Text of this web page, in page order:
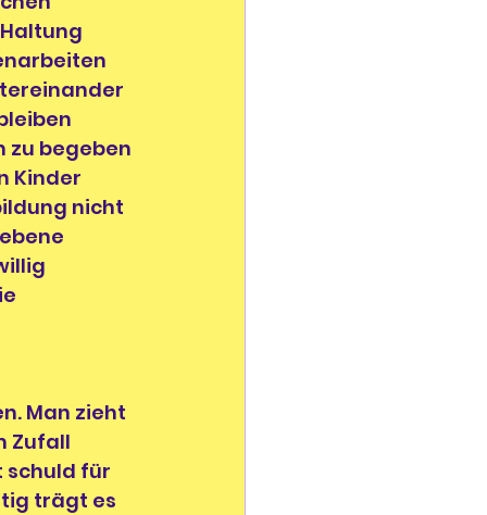
zu begeben
Kinder
nicht
Man zieht
Zufall
für
trägt es